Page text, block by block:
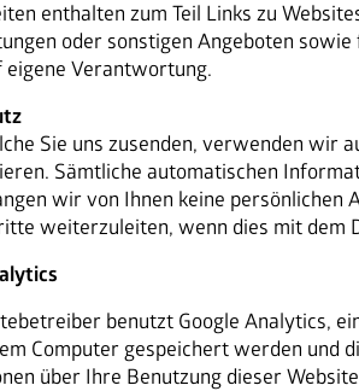
enthalten zum Teil Links zu
oder sonstigen Angeboten
Verantwortung.
Sie uns zusenden, verwenden wir
Sämtliche automatischen
wir von Ihnen keine persönlichen
weiterzuleiten, wenn dies mit dem
benutzt Google Analytics,
Computer gespeichert werden und
über Ihre Benutzung dieser